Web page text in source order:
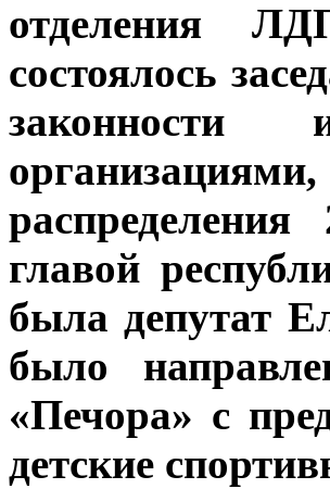
отделения
состоялось
главой
была депутат
было
«Печора» с
детские